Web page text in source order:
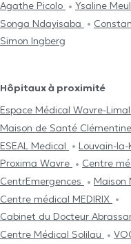
Agathe Picolo
Ysaline
Songa Ndayisaba
Simon Ingberg
Hôpitaux à proximité
Espace Médical Wavre-Limal
Maison de Santé Clémentine
ESEAL Medical
Louvain-la-
Proxima Wavre
Centre
CentrEmergences
Maison
Centre médical MEDIRIX
Cabinet du Docteur
Centre Médical Solilau